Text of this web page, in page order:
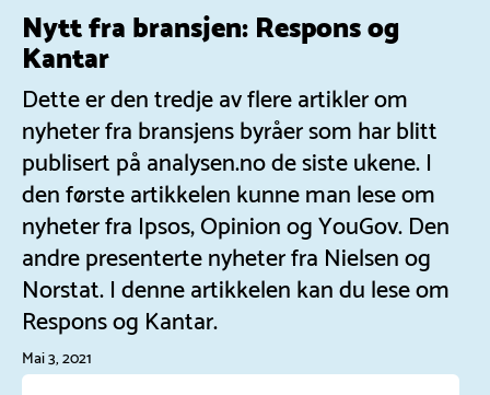
Nytt fra bransjen: Respons og
Kantar
Dette er den tredje av flere artikler om
nyheter fra bransjens byråer som har blitt
publisert på analysen.no de siste ukene. I
den første artikkelen kunne man lese om
nyheter fra Ipsos, Opinion og YouGov. Den
andre presenterte nyheter fra Nielsen og
Norstat. I denne artikkelen kan du lese om
Respons og Kantar.
Mai 3, 2021